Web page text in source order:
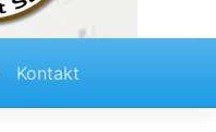
Kontakt